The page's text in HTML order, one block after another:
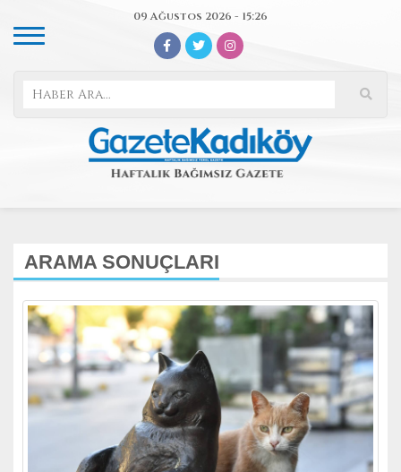
09 Ağustos 2026 - 15:26
ARAMA SONUÇLARI